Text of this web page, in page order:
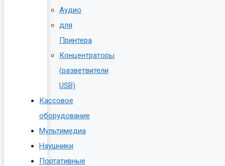
Аудио
для
Принтера
Концентраторы
(разветвители
USB)
Кассовое
оборудование
Мультимедиа
Наушники
Портативные